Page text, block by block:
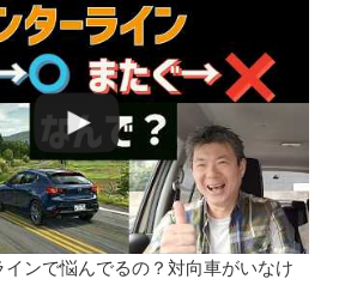
インで悩んでるの？対向車がいなけ